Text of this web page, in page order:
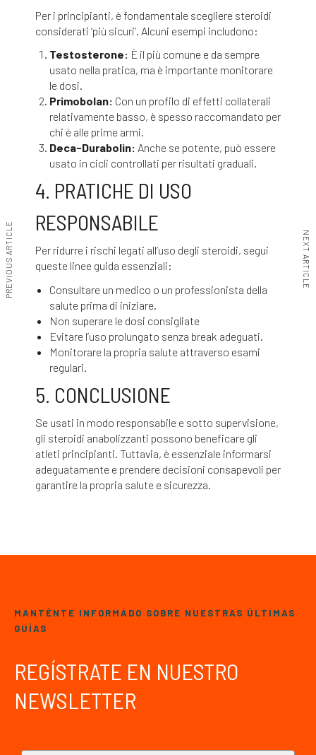
Per i principianti, è fondamentale scegliere steroidi
considerati ‘più sicuri’. Alcuni esempi includono:
Testosterone: È il più comune e da sempre
usato nella pratica, ma è importante monitorare
le dosi.
Primobolan: Con un profilo di effetti collaterali
relativamente basso, è spesso raccomandato per
chi è alle prime armi.
Deca-Durabolin: Anche se potente, può essere
usato in cicli controllati per risultati graduali.
4. PRATICHE DI USO
RESPONSABILE
Per ridurre i rischi legati all’uso degli steroidi, segui
queste linee guida essenziali:
Consultare un medico o un professionista della
salute prima di iniziare.
Non superare le dosi consigliate
Evitare l’uso prolungato senza break adeguati.
Monitorare la propria salute attraverso esami
regulari.
5. CONCLUSIONE
Se usati in modo responsabile e sotto supervisione,
gli steroidi anabolizzanti possono beneficare gli
atleti principianti. Tuttavia, è essenziale informarsi
adeguatamente e prendere decisioni consapevoli per
garantire la propria salute e sicurezza.
PREVIOUS ARTICLE NEXT ARTICLE
MANTÉNTE INFORMADO SOBRE NUESTRAS ÚLTIMAS
GUÍAS
REGÍSTRATE EN NUESTRO
NEWSLETTER